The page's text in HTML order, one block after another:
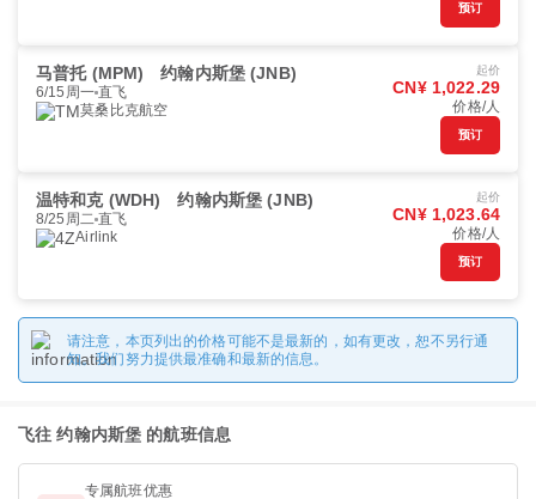
预订
马普托 (MPM) 约翰内斯堡 (JNB)
6/15周一 直飞
莫桑比克航空
起价
CN¥ 1,022.29
价格/人
预订
温特和克 (WDH) 约翰内斯堡 (JNB)
8/25周二 直飞
Airlink
起价
CN¥ 1,023.64
价格/人
预订
请注意，本页列出的价格可能不是最新的，如有更改，恕不另行通
知。我们努力提供最准确和最新的信息。
飞往 约翰内斯堡 的航班信息
专属航班优惠